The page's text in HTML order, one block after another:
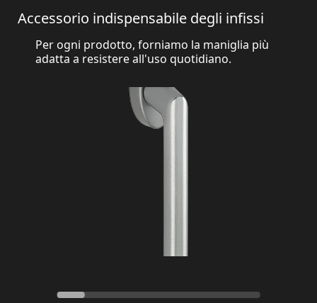
Accessorio indispensabile degli infissi
Per ogni prodotto, forniamo la maniglia più
adatta a resistere all'uso quotidiano.